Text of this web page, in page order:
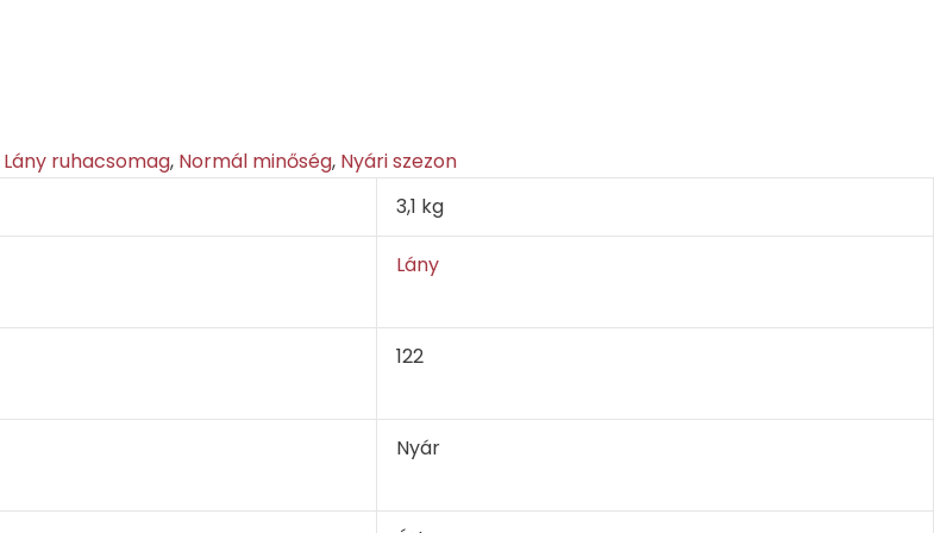
Lány ruhacsomag, Normál minőség, Nyári szezon
3,1 kg
Lány
122
Nyár